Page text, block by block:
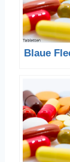
Blaue